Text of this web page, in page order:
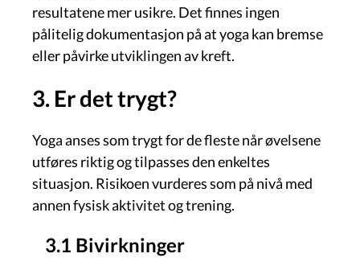
resultatene mer usikre. Det finnes ingen
pålitelig dokumentasjon på at yoga kan bremse
eller påvirke utviklingen av kreft.
3. Er det trygt?
Yoga anses som trygt for de fleste når øvelsene
utføres riktig og tilpasses den enkeltes
situasjon. Risikoen vurderes som på nivå med
annen fysisk aktivitet og trening.
3.1 Bivirkninger